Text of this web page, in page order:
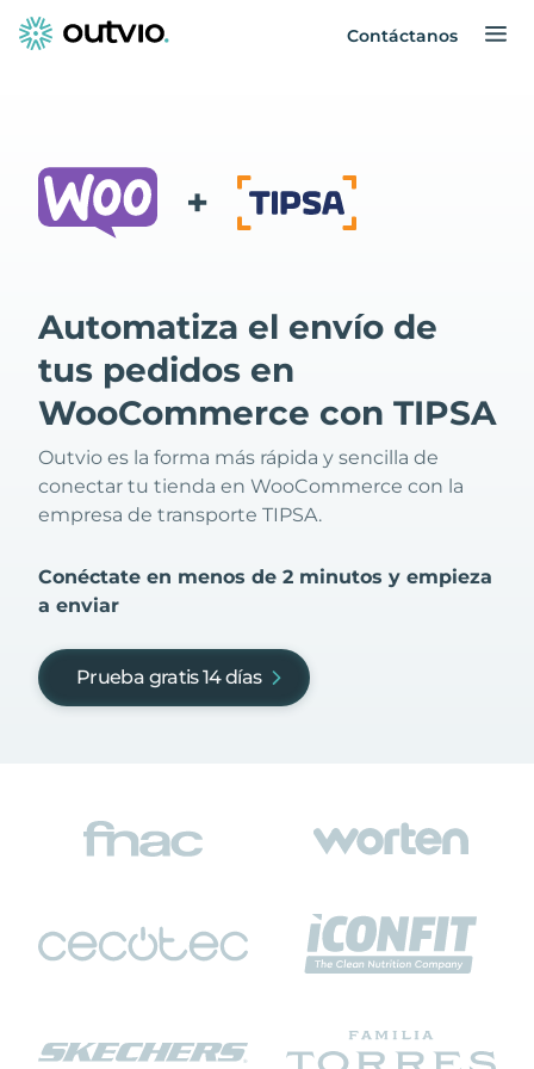
Contáctanos
+
Automatiza el envío de
tus pedidos en
WooCommerce con TIPSA
Outvio es la forma más rápida y sencilla de
conectar tu tienda en WooCommerce con la
empresa de transporte TIPSA.
Conéctate en menos de 2 minutos y empieza
a enviar
Prueba gratis 14 días